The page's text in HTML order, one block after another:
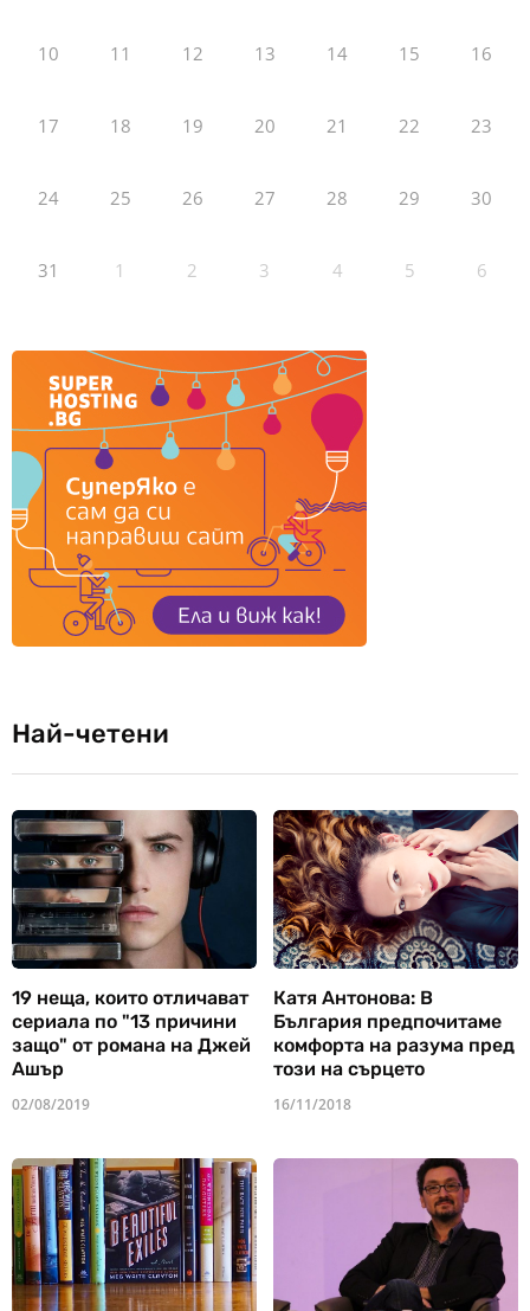
10 11 12 13 14 15 16
17 18 19 20 21 22 23
24 25 26 27 28 29 30
31 1 2 3 4 5 6
Най-четени
19 неща, които отличават
сериала по "13 причини
защо" от романа на Джей
Ашър
02/08/2019
Катя Антонова: В
България предпочитаме
комфорта на разума пред
този на сърцето
16/11/2018